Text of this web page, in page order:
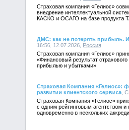
Страховая компания «Гелиос»
внедрение интеллектуальной
КАСКО и ОСАГО на базе продукта
ДМС: как не потерять прибыль.
16:56, 12.07.2026, Россия
Страховая компания «Гелиос»
«Финансовый результат
прибылью и убытками»
Страховая Компания «Гелиос»:
развитии клиентского сервиса ,
Страховая Компания «Гелиос»
с одним рейтинговым агентством и
одновременно в нескольких